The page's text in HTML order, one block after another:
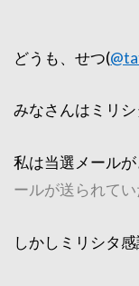
どうも、せつ(
みなさんはミリ
私は当選メール
ールが送られて
しかしミリシタ